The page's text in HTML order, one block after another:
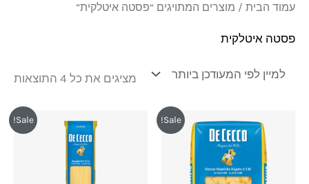
עמוד הבית / מוצרים המתויגים “פסטה איטלקית”
פסטה איטלקית
מציגים את כל ⁦4⁩ התוצאות
Sale!
המקורי
היה:
₪16.90.
הנוכחי
הוא:
₪12.90.
Sale!
המקורי
₪16.90.
הנוכחי
הוא:
₪12.90.